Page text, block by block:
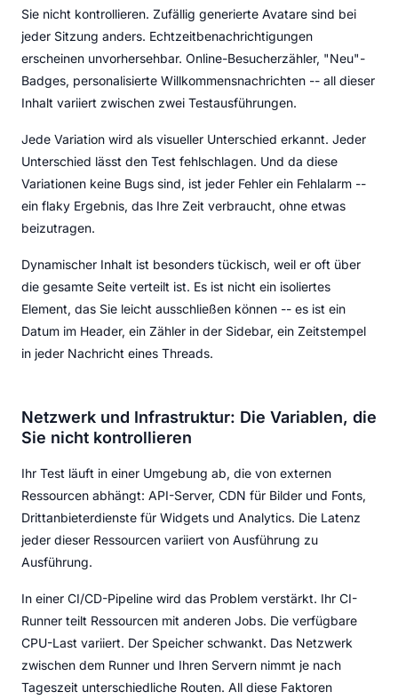
Sie nicht kontrollieren. Zufällig generierte Avatare sind bei
jeder Sitzung anders. Echtzeitbenachrichtigungen
erscheinen unvorhersehbar. Online-Besucherzähler, "Neu"-
Badges, personalisierte Willkommensnachrichten -- all dieser
Inhalt variiert zwischen zwei Testausführungen.
Jede Variation wird als visueller Unterschied erkannt. Jeder
Unterschied lässt den Test fehlschlagen. Und da diese
Variationen keine Bugs sind, ist jeder Fehler ein Fehlalarm --
ein flaky Ergebnis, das Ihre Zeit verbraucht, ohne etwas
beizutragen.
Dynamischer Inhalt ist besonders tückisch, weil er oft über
die gesamte Seite verteilt ist. Es ist nicht ein isoliertes
Element, das Sie leicht ausschließen können -- es ist ein
Datum im Header, ein Zähler in der Sidebar, ein Zeitstempel
in jeder Nachricht eines Threads.
Netzwerk und Infrastruktur: Die Variablen, die
Sie nicht kontrollieren
Ihr Test läuft in einer Umgebung ab, die von externen
Ressourcen abhängt: API-Server, CDN für Bilder und Fonts,
Drittanbieterdienste für Widgets und Analytics. Die Latenz
jeder dieser Ressourcen variiert von Ausführung zu
Ausführung.
In einer CI/CD-Pipeline wird das Problem verstärkt. Ihr CI-
Runner teilt Ressourcen mit anderen Jobs. Die verfügbare
CPU-Last variiert. Der Speicher schwankt. Das Netzwerk
zwischen dem Runner und Ihren Servern nimmt je nach
Tageszeit unterschiedliche Routen. All diese Faktoren